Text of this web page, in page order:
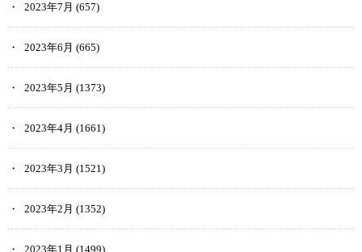
2023年7月 (657)
2023年6月 (665)
2023年5月 (1373)
2023年4月 (1661)
2023年3月 (1521)
2023年2月 (1352)
2023年1月 (1499)